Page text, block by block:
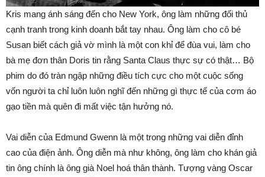
Kris mang ánh sáng đến cho New York, ông làm những đối thủ
cạnh tranh trong kinh doanh bắt tay nhau. Ông làm cho cô bé
Susan biết cách giả vờ mình là một con khỉ để đùa vui, làm cho
bà mẹ đơn thân Doris tin rằng Santa Claus thực sự có thật… Bộ
phim do đó tràn ngập những điều tích cực cho một cuộc sống
vốn người ta chỉ luôn luôn nghĩ đến những gì thực tế của cơm áo
gạo tiền mà quên đi mất việc tận hưởng nó.
Vai diễn của Edmund Gwenn là một trong những vai diễn đỉnh
cao của điện ảnh. Ông diễn mà như không, ông làm cho khán giả
tin ông chính là ông già Noel hoá thân thành. Tượng vàng Oscar